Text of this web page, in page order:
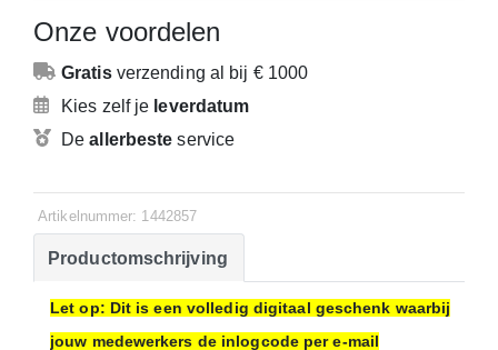
Onze voordelen
Gratisverzending al bij € 1000
Kies zelf je leverdatum
Deallerbeste service
Artikelnummer: 1442857
Productomschrijving
Let op: Dit is een volledig digitaal geschenk waarbij
jouw medewerkers de inlogcode per e-mail